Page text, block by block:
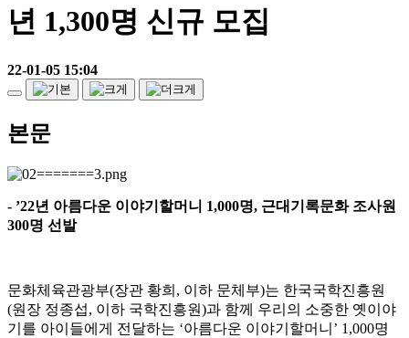
년 1,300명 신규 모집
22-01-05 15:04
본문
- ’22년 아름다운 이야기할머니 1,000명, 근대기록문화 조사원
300명 선발
문화체육관광부(장관 황희 , 이하 문체부)는 한국국학진흥원
(원장 정종섭, 이하 국학진흥원)과 함께 우리의 소중한 옛이야
기를 아이들에게 전달하는 ‘아름다운 이야기할머니 ’ 1,000명